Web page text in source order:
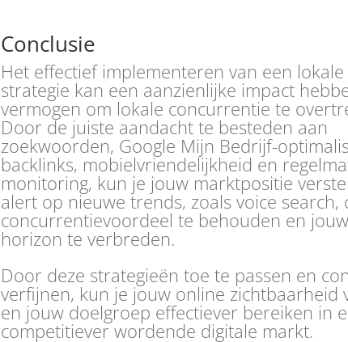
Conclusie
Het effectief implementeren van een lokale
strategie kan een aanzienlijke impact
vermogen om lokale concurrentie te
Door de juiste aandacht te besteden aan
zoekwoorden, Google Mijn Bedrijf-
backlinks, mobielvriendelijkheid en
monitoring, kun je jouw marktpositie
alert op nieuwe trends, zoals voice search,
concurrentievoordeel te behouden en
horizon te verbreden.
Door deze strategieën toe te passen en
verfijnen, kun je jouw online zichtbaarheid
en jouw doelgroep effectiever bereiken in
competitiever wordende digitale markt.